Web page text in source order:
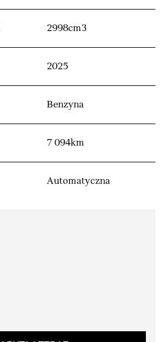
2998cm3
2025
Benzyna
7 094km
Automatyczna